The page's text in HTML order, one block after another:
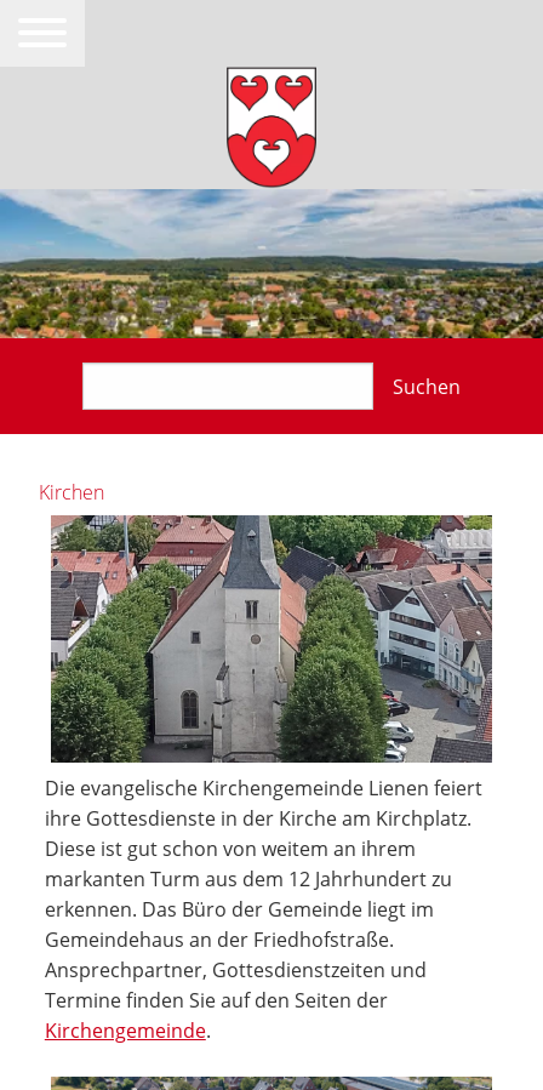
Suchen
Kirchen
Die evangelische Kirchengemeinde Lienen feiert
ihre Gottesdienste in der Kirche am Kirchplatz.
Diese ist gut schon von weitem an ihrem
markanten Turm aus dem 12 Jahrhundert zu
erkennen. Das Büro der Gemeinde liegt im
Gemeindehaus an der Friedhofstraße.
Ansprechpartner, Gottesdienstzeiten und
Termine finden Sie auf den Seiten der
Kirchengemeinde.